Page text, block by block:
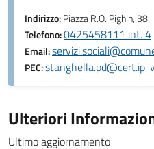
Indirizzo:Piazza R.O. Pighin, 38
Telefono:0425458111 int. 4
Email:
PEC:
Ulteriori
Ultimo aggiornamento